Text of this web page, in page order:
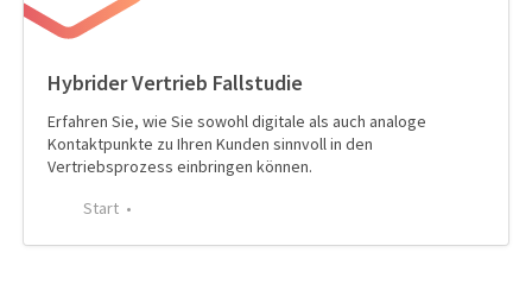
Hybrider Vertrieb Fallstudie
Erfahren Sie, wie Sie sowohl digitale als auch analoge
Kontaktpunkte zu Ihren Kunden sinnvoll in den
Vertriebsprozess einbringen können.
Start